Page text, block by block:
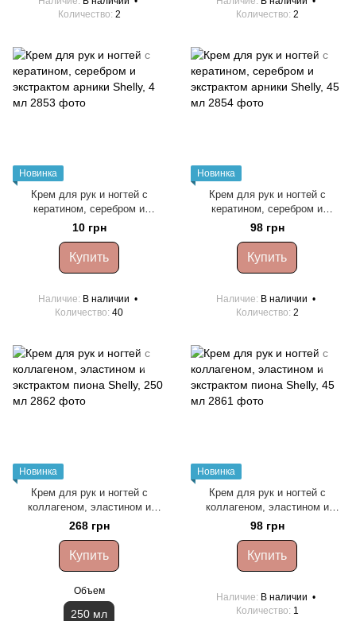
Количество 2
Количество 2
Новинка
Крем для рук и ногтей с
кератином, серебром и
экстрактом арники Shelly, 4 мл
10 грн
Купить
Наличие В наличии
Количество 40
Новинка
Крем для рук и ногтей с
кератином, серебром и
экстрактом арники Shelly, 45
мл
98 грн
Купить
Наличие В наличии
Количество 2
Новинка
Крем для рук и ногтей с
коллагеном, эластином и
экстрактом пиона Shelly, 250
268 грн
Купить
Объем
250 мл
Новинка
Крем для рук и ногтей с
коллагеном, эластином и
экстрактом пиона Shelly, 45 мл
98 грн
Купить
Наличие В наличии
Количество 1